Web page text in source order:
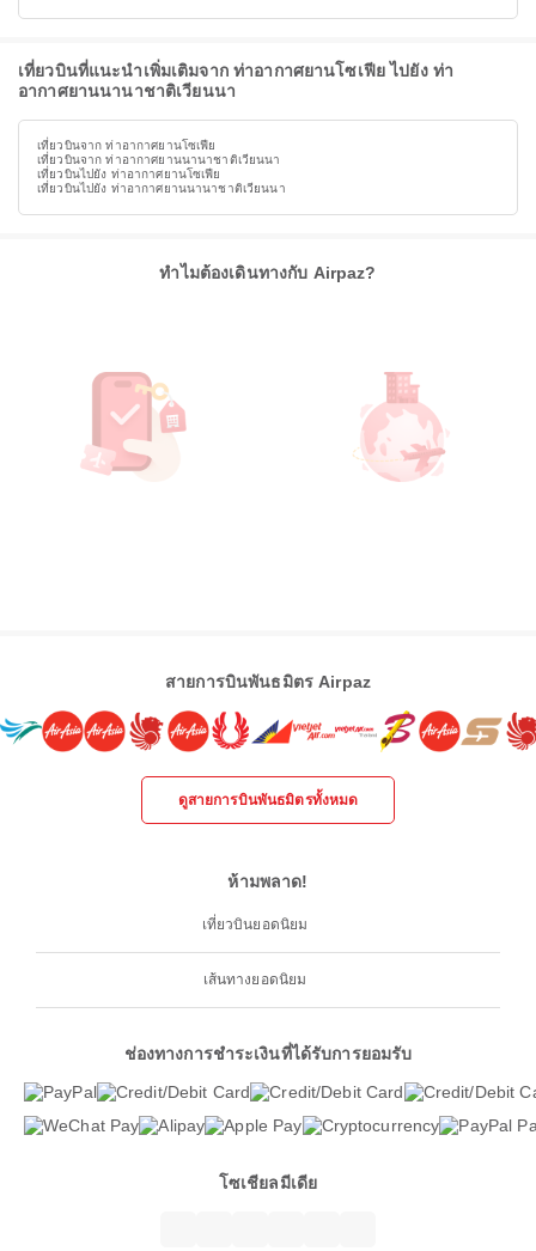
เที่ยวบินที่แนะนำเพิ่มเติมจาก ท่าอากาศยานโซเฟีย ไปยัง ท่า
อากาศยานนานาชาติเวียนนา
เที่ยวบินจาก ท่าอากาศยานโซเฟีย
เที่ยวบินจาก ท่าอากาศยานนานาชาติเวียนนา
เที่ยวบินไปยัง ท่าอากาศยานโซเฟีย
เที่ยวบินไปยัง ท่าอากาศยานนานาชาติเวียนนา
ทำไมต้องเดินทางกับ Airpaz?
สายการบินพันธมิตร Airpaz
ดูสายการบินพันธมิตรทั้งหมด
ห้ามพลาด!
เที่ยวบินยอดนิยม
เส้นทางยอดนิยม
ช่องทางการชำระเงินที่ได้รับการยอมรับ
โซเชียลมีเดีย